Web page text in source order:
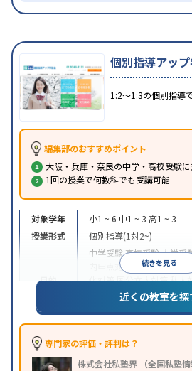
個別指導アッ
1:2〜1:3の個別指導
編集部のおすすめポイント
大阪・兵庫・奈良の中学・高校受験
1回の授業で何教科でも受講可能
続きを見る
対象学年 小1 ~ 6 中1 ~ 3 高1 ~ 3
授業形式
個別指導(1対2~)
目的
中学受験高校受験大学受
内申点対策
学習習慣の定着
化対策国公立大対策私大
(英語検定)対策漢検(漢字
特徴
中高一貫校生に対応授業
応
オンライン対応
子どもに対応
近くの教室を探
専門家の評価・評判は？
株式会社私塾界 （全国私塾